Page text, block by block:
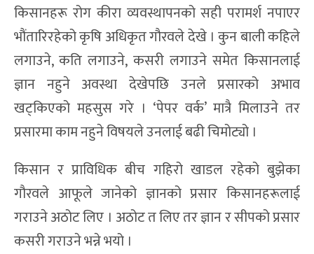
किसानहरू रोग कीरा व्यवस्थापनको सही परामर्श नपाएर
भौंतारिरहेको कृषि अधिकृत गौरवले देखे । कुन बाली कहिले
लगाउने, कति लगाउने, कसरी लगाउने समेत किसानलाई
ज्ञान नहुने अवस्था देखेपछि उनले प्रसारको अभाव
खट्किएको महसुस गरे । ‘पेपर वर्क’ मात्रै मिलाउने तर
प्रसारमा काम नहुने विषयले उनलाई बढी चिमोट्यो ।
किसान र प्राविधिक बीच गहिरो खाडल रहेको बुझेका
गौरवले आफूले जानेको ज्ञानको प्रसार किसानहरूलाई
गराउने अठोट लिए । अठोट त लिए तर ज्ञान र सीपको प्रसार
कसरी गराउने भन्ने भयो ।